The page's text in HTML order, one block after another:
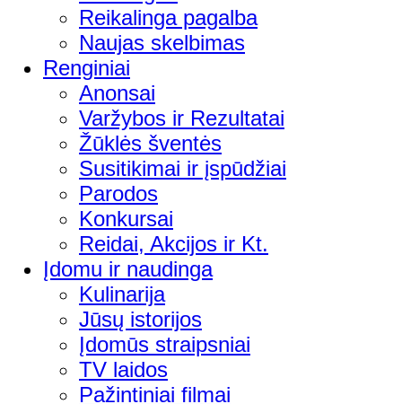
Reikalinga pagalba
Naujas skelbimas
Renginiai
Anonsai
Varžybos ir Rezultatai
Žūklės šventės
Susitikimai ir įspūdžiai
Parodos
Konkursai
Reidai, Akcijos ir Kt.
Įdomu ir naudinga
Kulinarija
Jūsų istorijos
Įdomūs straipsniai
TV laidos
Pažintiniai filmai